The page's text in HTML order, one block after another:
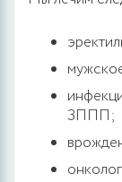
ЗППП;